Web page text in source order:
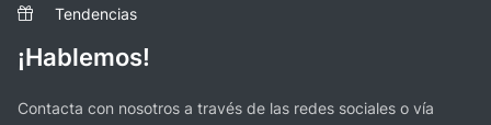
Tendencias
¡Hablemos!
Contacta con nosotros a través de las redes sociales o vía